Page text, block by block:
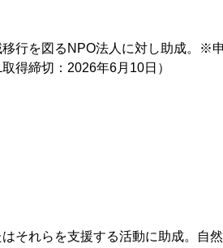
行を図るNPO法人に対し助成。※
得締切：2026年6月10日）
それらを支援する活動に助成。自